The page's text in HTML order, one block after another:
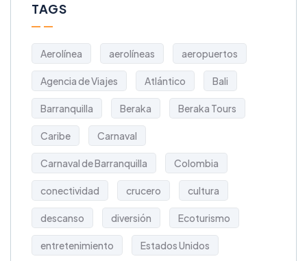
TAGS
Aerolínea aerolíneas aeropuertos
Agencia de Viajes Atlántico Bali
Barranquilla Beraka Beraka Tours
Caribe Carnaval
Carnaval de Barranquilla Colombia
conectividad crucero cultura
descanso diversión Ecoturismo
entretenimiento Estados Unidos